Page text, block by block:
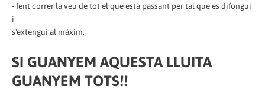
- fent correr la veu de tot el que està passant per tal que es difongui
i
s'extengui al màxim.
SI GUANYEM AQUESTA LLUITA
GUANYEM TOTS!!